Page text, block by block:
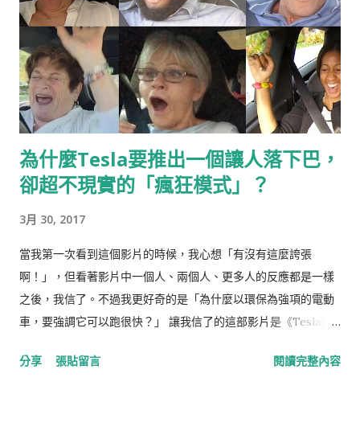
為什麼Tesla要推出一個讓人落下巴，
卻超不現實的「瘋狂模式」？
3月 30, 2017
當我第一次看到這個影片的時候，我心想「有沒有這麼誇張
啊！」，但看著影片中一個人、兩個人、更多人的反應都是一樣
之後，我信了。不過我更好奇的是「為什麼以環保為強項的電動
車，要強調它可以跑很快？」 讓我信了的這部影片是《Tesla》
Insane Mode」的側拍試乘影片，這個如它名字所言的模式，可
分享 張貼留言 閱讀完整內容